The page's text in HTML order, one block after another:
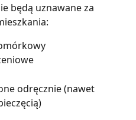
będą uznawane za
odręcznie (nawet